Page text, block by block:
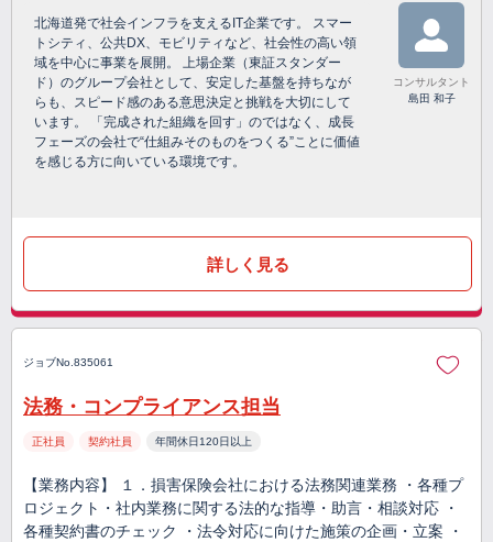
北海道発で社会インフラを支えるIT企業です。 スマー
トシティ、公共DX、モビリティなど、社会性の高い領
域を中心に事業を展開。 上場企業（東証スタンダー
ド）のグループ会社として、安定した基盤を持ちなが
らも、スピード感のある意思決定と挑戦を大切にして
います。 「完成された組織を回す」のではなく、成長
フェーズの会社で“仕組みそのものをつくる”ことに価値
を感じる方に向いている環境です。
コンサルタント
島田 和子
詳しく見る
ジョブNo.835061
法務・コンプライアンス担当
正社員 契約社員 年間休日120日以上
【業務内容】 １．損害保険会社における法務関連業務 ・各種プ
ロジェクト・社内業務に関する法的な指導・助言・相談対応 ・
各種契約書のチェック ・法令対応に向けた施策の企画・立案 ・